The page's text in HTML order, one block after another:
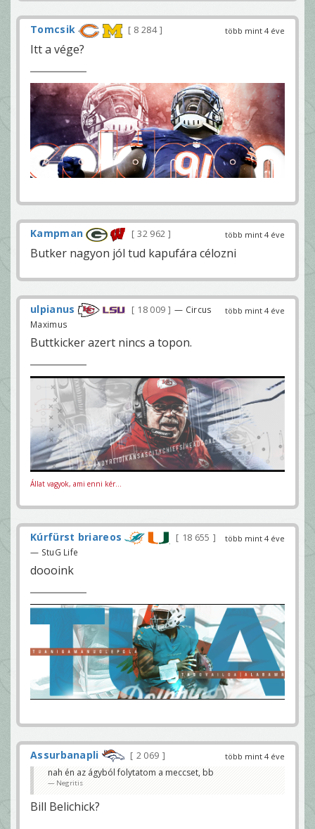
több mint 4 éve
Tomcsik 8 284
Itt a vége?
több mint 4 éve
Kampman 32 962
Butker nagyon jól tud kapufára célozni
több mint 4 éve
ulpianus 18 009
— Circus
Maximus
Buttkicker azert nincs a topon.
Állat vagyok, ami enni kér...
több mint 4 éve
Kúrfürst briareos 18 655
— StuG Life
doooink
több mint 4 éve
Assurbanapli
2 069
nah én az ágyból folytatom a meccset, bb
Negritis
Bill Belichick?